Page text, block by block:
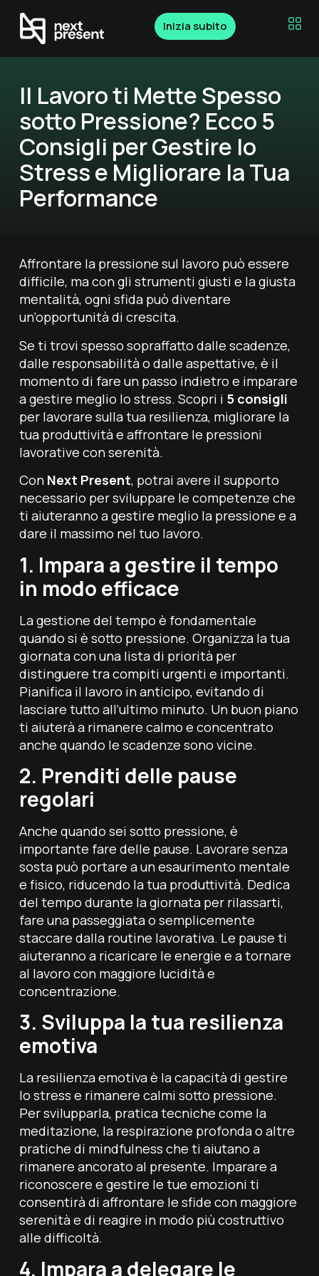
Inizia subito
Il Lavoro ti Mette Spesso
sotto Pressione? Ecco 5
Consigli per Gestire lo
Stress e Migliorare la Tua
Performance
Affrontare la pressione sul lavoro può essere
difficile, ma con gli strumenti giusti e la giusta
mentalità, ogni sfida può diventare
un’opportunità di crescita.
Se ti trovi spesso sopraffatto dalle scadenze,
dalle responsabilità o dalle aspettative, è il
momento di fare un passo indietro e imparare
a gestire meglio lo stress. Scopri i 5 consigli
per lavorare sulla tua resilienza, migliorare la
tua produttività e affrontare le pressioni
lavorative con serenità.
Con Next Present, potrai avere il supporto
necessario per sviluppare le competenze che
ti aiuteranno a gestire meglio la pressione e a
dare il massimo nel tuo lavoro.
1. Impara a gestire il tempo
in modo efficace
La gestione del tempo è fondamentale
quando si è sotto pressione. Organizza la tua
giornata con una lista di priorità per
distinguere tra compiti urgenti e importanti.
Pianifica il lavoro in anticipo, evitando di
lasciare tutto all’ultimo minuto. Un buon piano
ti aiuterà a rimanere calmo e concentrato
anche quando le scadenze sono vicine.
2. Prenditi delle pause
regolari
Anche quando sei sotto pressione, è
importante fare delle pause. Lavorare senza
sosta può portare a un esaurimento mentale
e fisico, riducendo la tua produttività. Dedica
del tempo durante la giornata per rilassarti,
fare una passeggiata o semplicemente
staccare dalla routine lavorativa. Le pause ti
aiuteranno a ricaricare le energie e a tornare
al lavoro con maggiore lucidità e
concentrazione.
3. Sviluppa la tua resilienza
emotiva
La resilienza emotiva è la capacità di gestire
lo stress e rimanere calmi sotto pressione.
Per svilupparla, pratica tecniche come la
meditazione, la respirazione profonda o altre
pratiche di mindfulness che ti aiutano a
rimanere ancorato al presente. Imparare a
riconoscere e gestire le tue emozioni ti
consentirà di affrontare le sfide con maggiore
serenità e di reagire in modo più costruttivo
alle difficoltà.
4. Impara a delegare le